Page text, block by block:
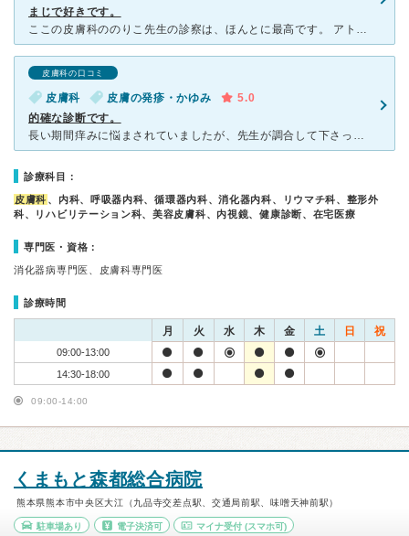
まじで好きです。
ここの皮膚科ののりこ先生の診察は、ほんとに最高です。 アトピーやニキビなど皮膚が弱くいろんな皮膚科に通ってきましたが、のりこ先生ほどしっかり状況を見てくださる先生はいなかったです。 ここは予約
皮膚科の口コミ
皮膚科 皮膚の発疹・かゆみ
5.0
的確な診断です。
長い期間痒みに悩まされていましたが、先生が調合して下さった塗り薬で１夜にして痒みから解放されました。 痒みがある患部は、他人に言いづらい箇所でしたが初診時の問診で質問をされる看護師さんも、心遣いをし
診療科目：
皮膚科 、内科、呼吸器内科、循環器内科、消化器内科、リウマチ科、整形外
科、リハビリテーション科、美容皮膚科、内視鏡、健康診断、在宅医療
専門医・資格：
消化器病専門医、皮膚科専門医
診療時間
月 火 水 木 金 土 日 祝
09:00-13:00
14:30-18:00
09:00-14:00
くまもと森都総合病院
熊本県熊本市中央区大江（九品寺交差点駅、交通局前駅、味噌天神前駅）
駐車場あり 電子決済可 マイナ受付 (スマホ可)